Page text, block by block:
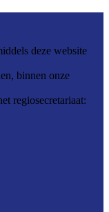
deze website
binnen onze
regiosecretariaat: